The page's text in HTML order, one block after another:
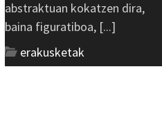
abstraktuan kokatzen dira,
baina figuratiboa, [...]
erakusketak